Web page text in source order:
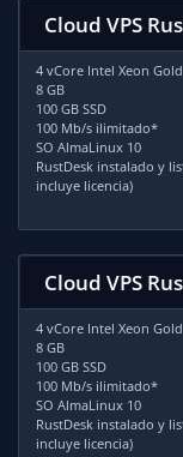
Cloud VPS
4 vCore Intel Xeon Gold
8 GB
100 GB SSD
100 Mb/s ilimitado*
SO AlmaLinux 10
RustDesk instalado y
incluye licencia)
Cloud VPS
4 vCore Intel Xeon Gold
8 GB
100 GB SSD
100 Mb/s ilimitado*
SO AlmaLinux 10
RustDesk instalado y
incluye licencia)